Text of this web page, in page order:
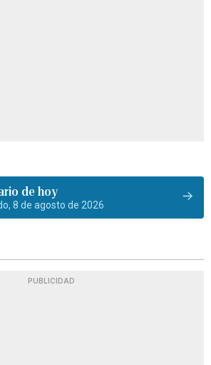
de hoy
8 de agosto de 2026
PUBLICIDAD